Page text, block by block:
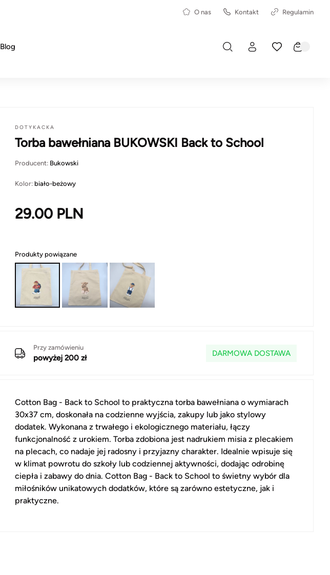
O nas Kontakt Regulamin
Blog
DOTYKACKA
Torba bawełniana BUKOWSKI Back to School
Producent: Bukowski
Kolor: biało-beżowy
29.00 PLN
Produkty powiązane
Przy zamówieniu
powyżej 200 zł
DARMOWA DOSTAWA
Cotton Bag - Back to School to praktyczna torba bawełniana o wymiarach
30x37 cm, doskonała na codzienne wyjścia, zakupy lub jako stylowy
dodatek. Wykonana z trwałego i ekologicznego materiału, łączy
funkcjonalność z urokiem. Torba zdobiona jest nadrukiem misia z plecakiem
na plecach, co nadaje jej radosny i przyjazny charakter. Idealnie wpisuje się
w klimat powrotu do szkoły lub codziennej aktywności, dodając odrobinę
ciepła i zabawy do dnia. Cotton Bag - Back to School to świetny wybór dla
miłośników unikatowych dodatków, które są zarówno estetyczne, jak i
praktyczne.